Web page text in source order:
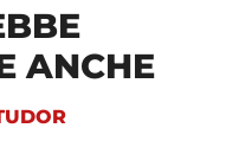
ANCHE